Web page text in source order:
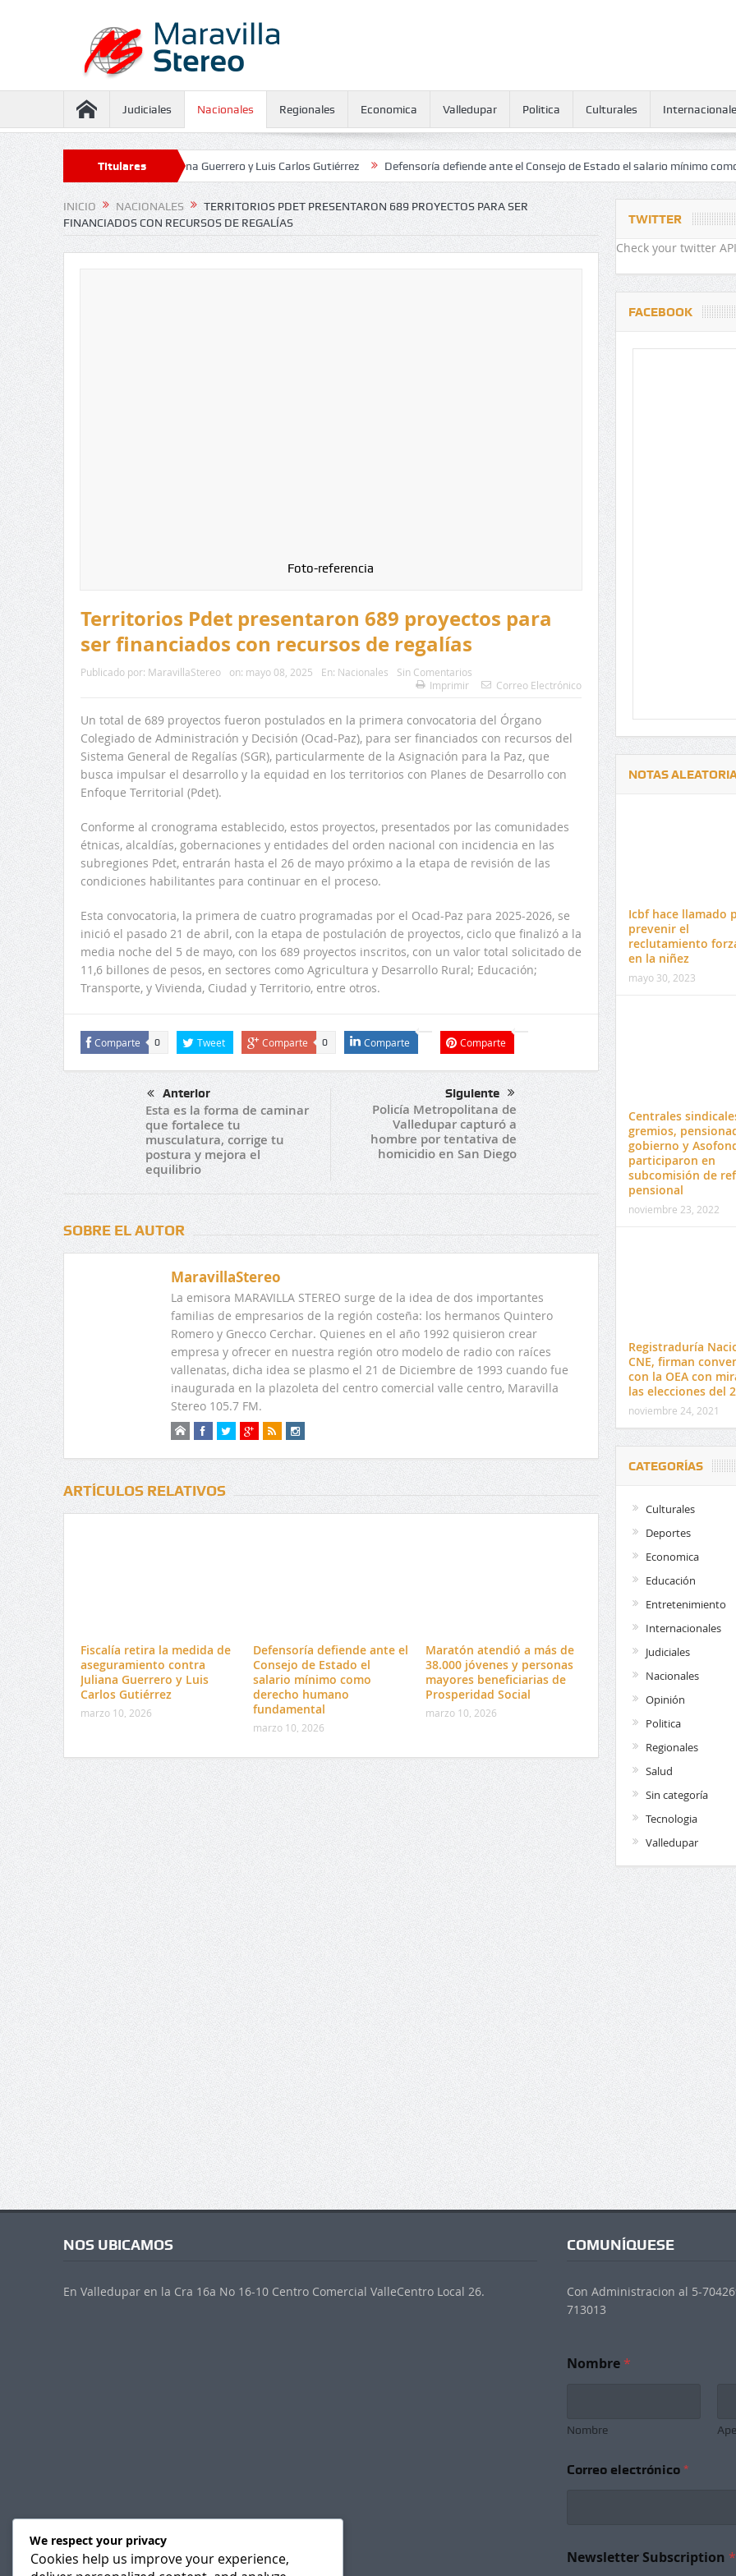
Judiciales Nacionales Regionales Economica Valledupar Politica Culturales
Titulares
contra Juliana Guerrero y Luis Carlos Gutiérrez Defensoría defiende ante el Consejo de Estado el salario mínimo como
INICIO NACIONALES
TERRITORIOS PDET PRESENTARON 689 PROYECTOS PARA SER
FINANCIADOS CON RECURSOS DE REGALÍAS
Foto-referencia
Territorios Pdet presentaron 689 proyectos para
ser financiados con recursos de regalías
Publicado por: MaravillaStereo on: mayo 08, 2025 En: Nacionales
Sin Comentarios
Imprimir
Correo Electrónico
Un total de 689 proyectos fueron postulados en la primera convocatoria del Órgano
Colegiado de Administración y Decisión (Ocad-Paz), para ser financiados con recursos del
Sistema General de Regalías (SGR), particularmente de la Asignación para la Paz, que
busca impulsar el desarrollo y la equidad en los territorios con Planes de Desarrollo con
Enfoque Territorial (Pdet).
Conforme al cronograma establecido, estos proyectos, presentados por las comunidades
étnicas, alcaldías, gobernaciones y entidades del orden nacional con incidencia en las
subregiones Pdet, entrarán hasta el 26 de mayo próximo a la etapa de revisión de las
condiciones habilitantes para continuar en el proceso.
Esta convocatoria, la primera de cuatro programadas por el Ocad-Paz para 2025-2026, se
inició el pasado 21 de abril, con la etapa de postulación de proyectos, ciclo que finalizó a la
media noche del 5 de mayo, con los 689 proyectos inscritos, con un valor total solicitado de
11,6 billones de pesos, en sectores como Agricultura y Desarrollo Rural; Educación;
Transporte, y Vivienda, Ciudad y Territorio, entre otros.
Comparte 0 Tweet Comparte 0 Comparte Comparte
Anterior
Esta es la forma de caminar
que fortalece tu
musculatura, corrige tu
postura y mejora el
equilibrio
Siguiente
Policía Metropolitana de
Valledupar capturó a
hombre por tentativa de
homicidio en San Diego
SOBRE EL AUTOR
MaravillaStereo
La emisora MARAVILLA STEREO surge de la idea de dos importantes
familias de empresarios de la región costeña: los hermanos Quintero
Romero y Gnecco Cerchar. Quienes en el año 1992 quisieron crear
empresa y ofrecer en nuestra región otro modelo de radio con raíces
vallenatas, dicha idea se plasmo el 21 de Diciembre de 1993 cuando fue
inaugurada en la plazoleta del centro comercial valle centro, Maravilla
Stereo 105.7 FM.
ARTÍCULOS RELATIVOS
Fiscalía retira la medida de
aseguramiento contra
Juliana Guerrero y Luis
Carlos Gutiérrez
marzo 10, 2026
Defensoría defiende ante el
Consejo de Estado el
salario mínimo como
derecho humano
fundamental
marzo 10, 2026
Maratón atendió a más de
38.000 jóvenes y personas
mayores beneficiarias de
Prosperidad Social
marzo 10, 2026
TWITTER
Check your twitter
FACEBOOK
NOTAS
Icbf hace llamado
prevenir el
reclutamiento
en la niñez
mayo 30, 2023
Centrales
gremios,
gobierno y
participaron en
subcomisión de
pensional
noviembre 23, 2022
Registraduría
CNE, firman
con la OEA con
las elecciones del
noviembre 24, 2021
CATEGORÍAS
Culturales
Deportes
Economica
Educación
Entretenimiento
Internacionales
Judiciales
Nacionales
Opinión
Politica
Regionales
Salud
Sin categoría
Tecnologia
Valledupar
Delwin Jiménez, nuevo Contralor
El 17 de enero vence
venta de pines para
preuniversitario de la
NOS UBICAMOS
En Valledupar en la Cra 16a No 16-10 Centro Comercial ValleCentro Local 26.
COMUNÍQUESE
Con Administracion al 5-
713013
Nombre*
Nombre
o
e
l
Correo electrónico *
Newsletter Subscription *
We respect your privacy
Cookies help us improve your experience,